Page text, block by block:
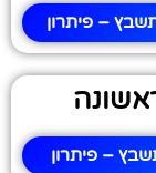
– פיתרון
– פיתרון